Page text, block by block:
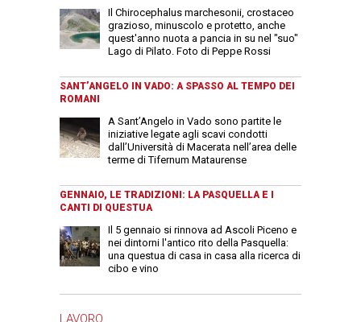
Il Chirocephalus marchesonii, crostaceo
grazioso, minuscolo e protetto, anche
quest'anno nuota a pancia in su nel "suo"
Lago di Pilato. Foto di Peppe Rossi
SANT’ANGELO IN VADO: A SPASSO AL TEMPO DEI
ROMANI
A Sant’Angelo in Vado sono partite le
iniziative legate agli scavi condotti
dall’Università di Macerata nell’area delle
terme di Tifernum Mataurense
GENNAIO, LE TRADIZIONI: LA PASQUELLA E I
CANTI DI QUESTUA
Il 5 gennaio si rinnova ad Ascoli Piceno e
nei dintorni l'antico rito della Pasquella:
una questua di casa in casa alla ricerca di
cibo e vino
LAVORO